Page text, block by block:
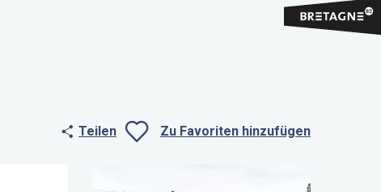
Teilen Zu Favoriten hinzufügen